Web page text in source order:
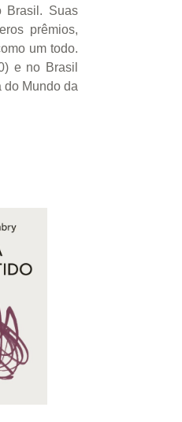
Brasil. Suas
prêmios,
um todo.
e no Brasil
do Mundo da